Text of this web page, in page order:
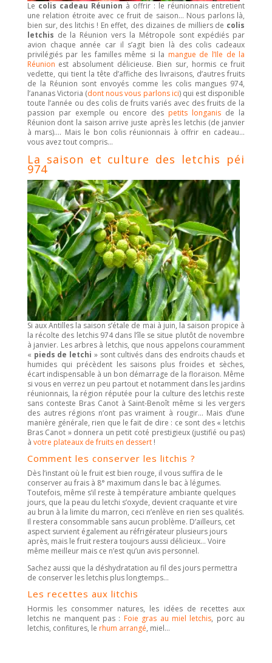
Le colis cadeau Réunion à offrir : le réunionnais entretient
une relation étroite avec ce fruit de saison… Nous parlons là,
bien sur, des litchis ! En effet, des dizaines de milliers de colis
letchis de la Réunion vers la Métropole sont expédiés par
avion chaque année car il s’agit bien là des colis cadeaux
privilégiés par les familles même si la mangue de l’Ile de la
Réunion est absolument délicieuse. Bien sur, hormis ce fruit
vedette, qui tient la tête d’affiche des livraisons, d’autres fruits
de la Réunion sont envoyés comme les colis mangues 974,
l’ananas Victoria (dont nous vous parlons ici) qui est disponible
toute l’année ou des colis de fruits variés avec des fruits de la
passion par exemple ou encore des petits longanis de la
Réunion dont la saison arrive juste après les letchis (de janvier
à mars)…. Mais le bon colis réunionnais à offrir en cadeau…
vous avez tout compris…
La saison et culture des letchis péi
974
Si aux Antilles la saison s’étale de mai à juin, la saison propice à
la récolte des letchis 974 dans l’île se situe plutôt de novembre
à janvier. Les arbres à letchis, que nous appelons couramment
« pieds de letchi » sont cultivés dans des endroits chauds et
humides qui précèdent les saisons plus froides et sèches,
écart indispensable à un bon démarrage de la floraison. Même
si vous en verrez un peu partout et notamment dans les jardins
réunionnais, la région réputée pour la culture des letchis reste
sans conteste Bras Canot à Saint-Benoît même si les vergers
des autres régions n’ont pas vraiment à rougir… Mais d’une
manière générale, rien que le fait de dire : ce sont des « letchis
Bras Canot » donnera un petit coté prestigieux (justifié ou pas)
à votre plateaux de fruits en dessert!
Comment les conserver les litchis ?
Dès l’instant où le fruit est bien rouge, il vous suffira de le
conserver au frais à 8° maximum dans le bac à légumes.
Toutefois, même s’il reste à température ambiante quelques
jours, que la peau du letchi s’oxyde, devient craquante et vire
au brun à la limite du marron, ceci n’enlève en rien ses qualités.
Il restera consommable sans aucun problème. D’ailleurs, cet
aspect survient également au réfrigérateur plusieurs jours
après, mais le fruit restera toujours aussi délicieux… Voire
même meilleur mais ce n’est qu’un avis personnel.
Sachez aussi que la déshydratation au fil des jours permettra
de conserver les letchis plus longtemps…
Les recettes aux litchis
Hormis les consommer natures, les idées de recettes aux
letchis ne manquent pas : Foie gras au miel letchis, porc au
letchis, confitures, le rhum arrangé, miel…